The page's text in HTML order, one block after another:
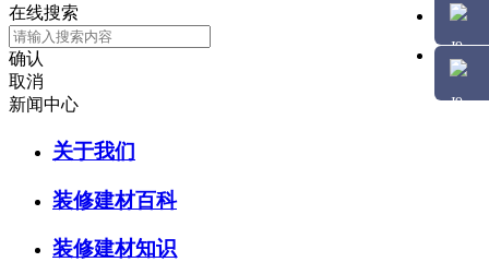
在线搜索
确认
取消
新闻中心
关于我们
装修建材百科
装修建材知识